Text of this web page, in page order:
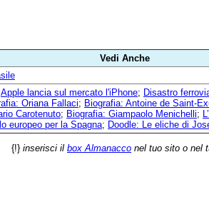
Vedi Anche
Apple lancia sul mercato l'iPhone; Disastro
Oriana Fallaci; Biografia: Antoine de Saint-
Carotenuto; Biografia: Giampaolo Menichelli;
europeo per la Spagna; Doodle: Le eliche di
{!} inserisci il box Almanacco nel tuo sito o nel